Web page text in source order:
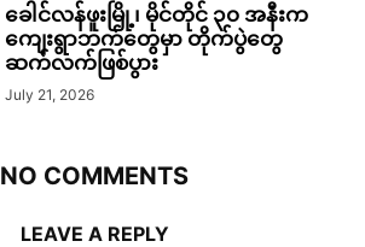
ခေါင်လန်ဖူးမြို့၊ မိုင်တိုင် ၃၀ အနီးက
ကျေးရွာဘက်တွေမှာ တိုက်ပွဲတွေ
ဆက်လက်ဖြစ်ပွား
July 21, 2026
NO COMMENTS
LEAVE A REPLY